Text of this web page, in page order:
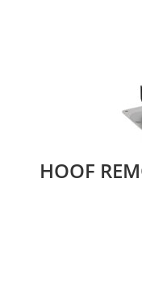
HOOF